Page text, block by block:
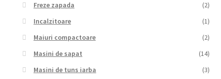
Freze zapada
(2)
Incalzitoare
(1)
Maiuri compactoare
(2)
Masini de sapat
(14)
Masini de tuns iarba
(3)